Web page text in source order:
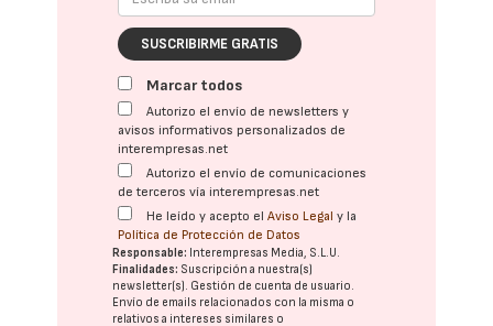
SUSCRIBIRME GRATIS
Marcar todos
Autorizo el envío de newsletters y
avisos informativos personalizados de
interempresas.net
Autorizo el envío de comunicaciones
de terceros vía interempresas.net
He leído y acepto elAviso Legal y la
Política de Protección de Datos
Responsable: Interempresas Media, S.L.U.
Finalidades: Suscripción a nuestra(s)
newsletter(s). Gestión de cuenta de usuario.
Envío de emails relacionados con la misma o
relativos a intereses similares o